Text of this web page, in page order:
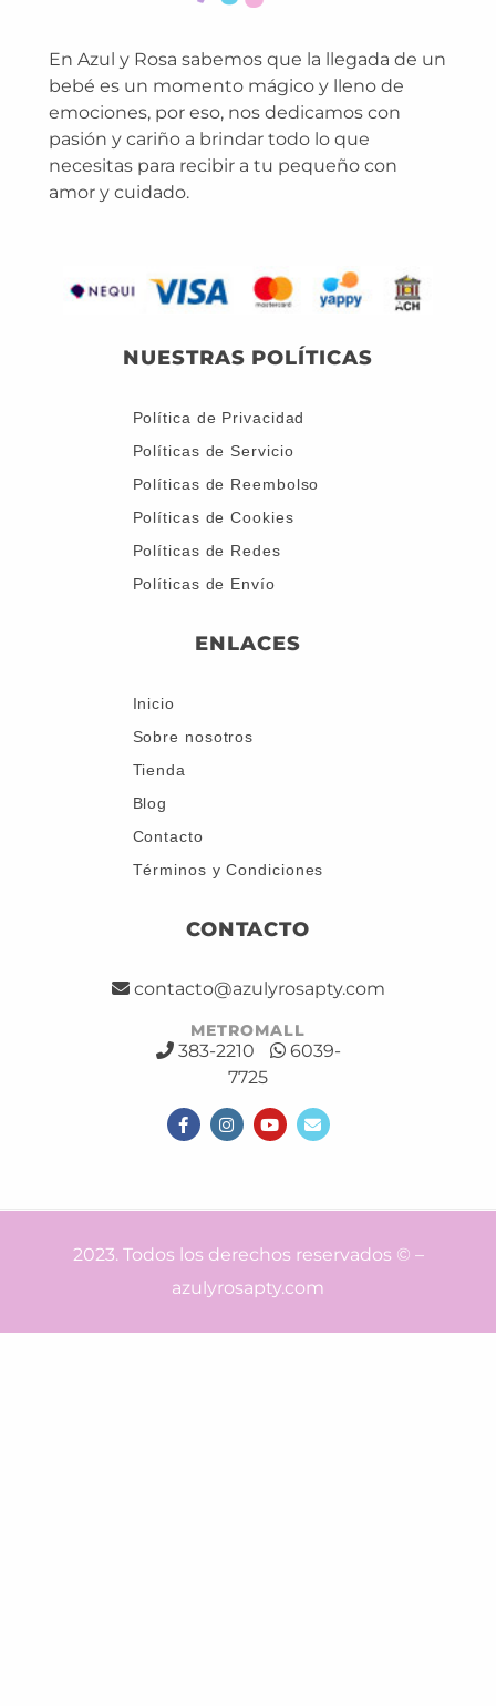
En Azul y Rosa sabemos que la llegada de un
bebé es un momento mágico y lleno de
emociones, por eso, nos dedicamos con
pasión y cariño a brindar todo lo que
necesitas para recibir a tu pequeño con
amor y cuidado.
NUESTRAS POLÍTICAS
Política de Privacidad
Políticas de Servicio
Políticas de Reembolso
Políticas de Cookies
Políticas de Redes
Políticas de Envío
ENLACES
Inicio
Sobre nosotros
Tienda
Blog
Contacto
Términos y Condiciones
CONTACTO
contacto@azulyrosapty.com
METROMALL
383-2210
6039-
7725
2023. Todos los derechos reservados © –
azulyrosapty.com